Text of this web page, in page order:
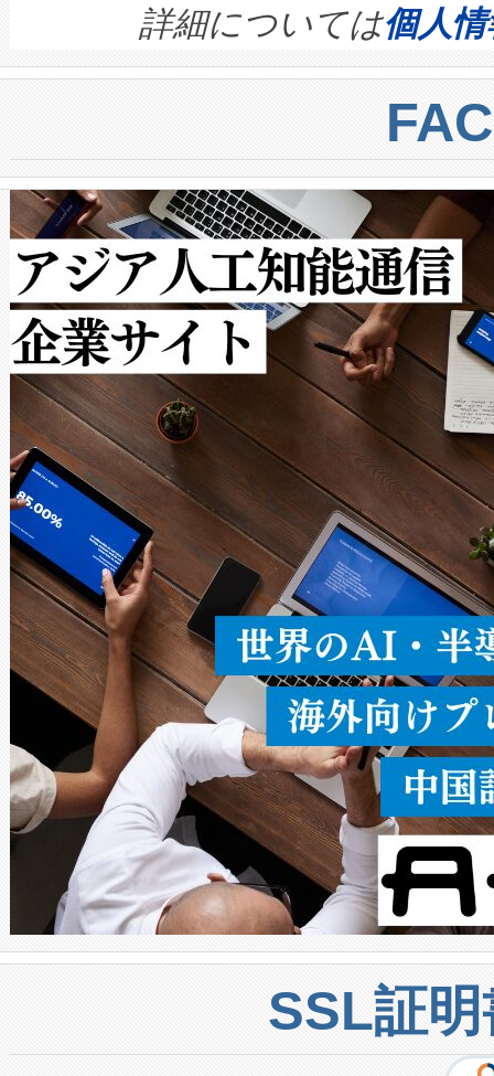
quality and reliability for AI
BESS stack to ensure battery
centers. Voltaiqは、ai&のAI
からシステム統合、試運転、
クルの各段階のデータを監視
[…]
す。ノーマルモードでは、
ートル先まで検出でき、これ
トに対して約600メートルに
では、反射率10％のターゲッ
で向上し、最大検知距離は
ットだけで最大1キロメート
ルの変電所周囲を監視でき、
作業と点群処理を簡素化でき
Avia 2は、2種類のFOVオプシ
× 80°のノーマルモード、長
ードを切り替えて使用するこ
ることなく、単一のデバイス
うにします。遠距離まで届く
密度なスキャ […]
詳細については個人
SSL証